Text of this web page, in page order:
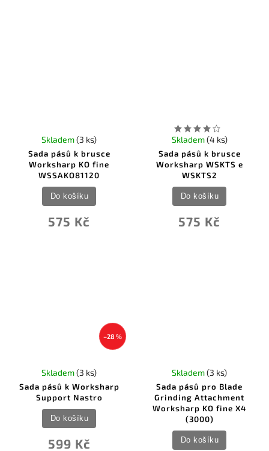
Sada pásů k brusce
Worksharp KO fine
WSSAKO81120
Skladem(3 ks)
575 Kč
Do košíku
Sada pásů k brusce
Worksharp WSKTS e
WSKTS2
Skladem(4 ks)
575 Kč
Do košíku
–28 %
Sada pásů k Worksharp
Support Nastro
Skladem(3 ks)
599 Kč
Do košíku
Sada pásů pro Blade
Grinding Attachment
Worksharp KO fine X4
(3000)
Skladem(3 ks)
Do košíku